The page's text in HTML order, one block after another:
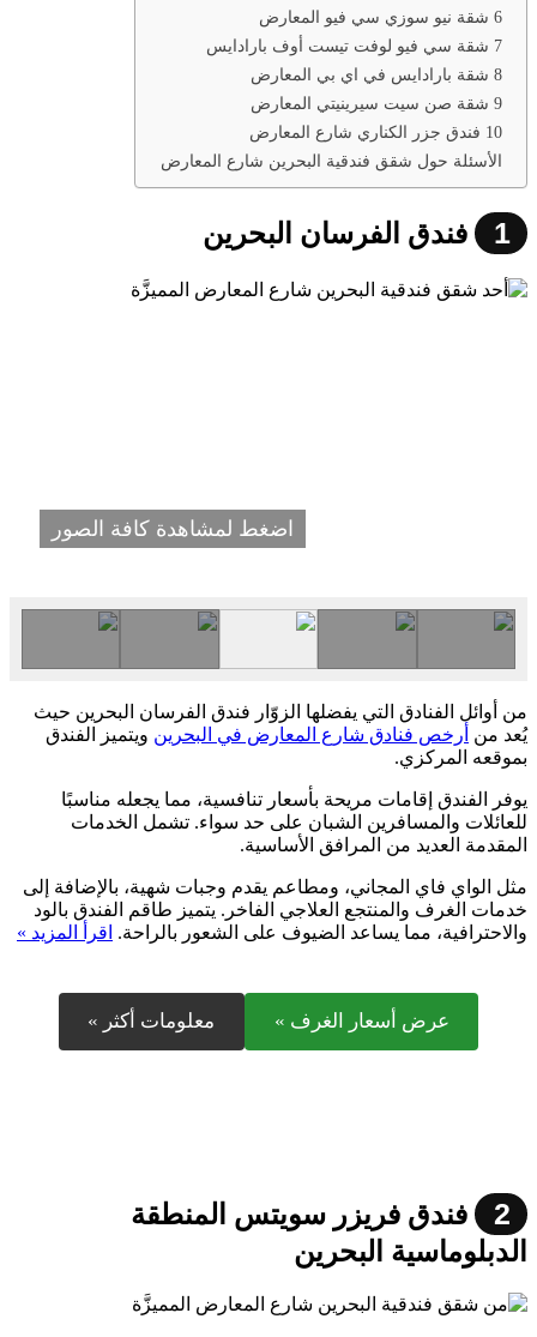
6 شقة نيو سوزي سي فيو المعارض
7 شقة سي فيو لوفت تيست أوف بارادايس
8 شقة بارادايس في اي بي المعارض
9 شقة صن سيت سيرينيتي المعارض
10 فندق جزر الكناري شارع المعارض
الأسئلة حول شقق فندقية البحرين شارع المعارض
1 فندق الفرسان البحرين
اضغط لمشاهدة كافة الصور
من أوائل الفنادق التي يفضلها الزوّار فندق الفرسان البحرين حيث
يُعد من أرخص فنادق شارع المعارض في البحرين ويتميز الفندق
بموقعه المركزي.
يوفر الفندق إقامات مريحة بأسعار تنافسية، مما يجعله مناسبًا
للعائلات والمسافرين الشبان على حد سواء. تشمل الخدمات
المقدمة العديد من المرافق الأساسية.
مثل الواي فاي المجاني، ومطاعم يقدم وجبات شهية، بالإضافة إلى
خدمات الغرف والمنتجع العلاجي الفاخر. يتميز طاقم الفندق بالود
والاحترافية، مما يساعد الضيوف على الشعور بالراحة. اقرأ المزيد »
عرض أسعار الغرف » معلومات أكثر »
2
فندق فريزر سويتس المنطقة
الدبلوماسية البحرين